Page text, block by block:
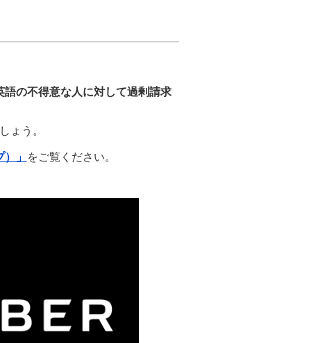
語の不得意な人に対して過剰請求
ょう。
」 をご覧ください。